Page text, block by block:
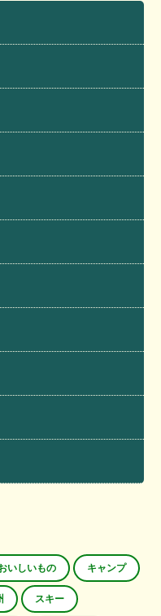
いしいもの キャンプ
スキー